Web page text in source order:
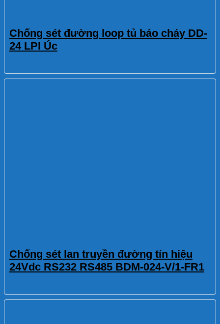
Chống sét đường loop tủ báo cháy DD-
24 LPI Úc
Chống sét lan truyền đường tín hiệu
24Vdc RS232 RS485 BDM-024-V/1-FR1